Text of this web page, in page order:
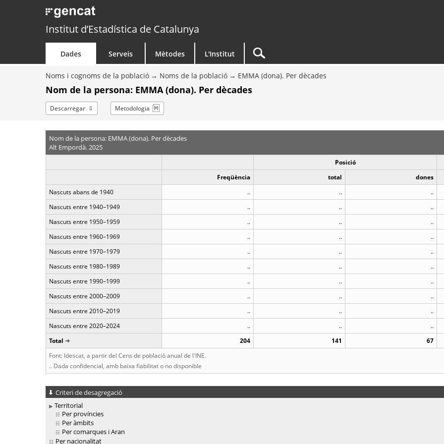
Institut d’Estadística de Catalunya
Dades Serveis Mètodes L'Institut
Noms i cognoms de la població Noms de la població EMMA (dona). Per dècades
Nom de la persona: EMMA (dona). Per dècades
Descarregar Metodologia
Nom de la persona: EMMA (dona). Per dècades
Alt Empordà. 2025
Posició
Freqüència
total dones
Nascuts abans de 1940
.. .. ..
Nascuts entre 1940–1949
.. .. ..
Nascuts entre 1950–1959
.. .. ..
Nascuts entre 1960–1969
.. .. ..
Nascuts entre 1970–1979
.. .. ..
Nascuts entre 1980–1989
.. .. ..
Nascuts entre 1990–1999
.. .. ..
Nascuts entre 2000–2009
.. .. ..
Nascuts entre 2010–2019
.. .. ..
Nascuts entre 2020–2024
.. .. ..
Total
204 141 67
Font: Idescat, a partir del Cens de població anual de l'INE.
.. Dada confidencial, amb baixa fiabilitat o no disponible
Criteri de desagregació
Territorial
Per províncies
Per àmbits
Per comarques i Aran
Per nacionalitat